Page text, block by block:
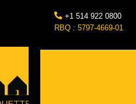
+1 514 922 0800
RBQ : 5797-4669-01